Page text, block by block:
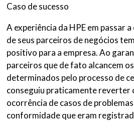
Caso de sucesso
A experiência da HPE em passar
de seus parceiros de negócios
positivo para a empresa. Ao
parceiros que de fato alcancem
determinados pelo processo de
conseguiu praticamente reverter
ocorrência de casos de
conformidade que eram